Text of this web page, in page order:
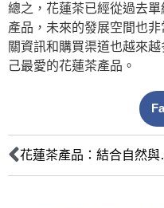
總之，花蓮茶已經從過去
產品，未來的發展空間也
關資訊和購買渠道也越來
己最愛的花蓮茶產品。
花蓮